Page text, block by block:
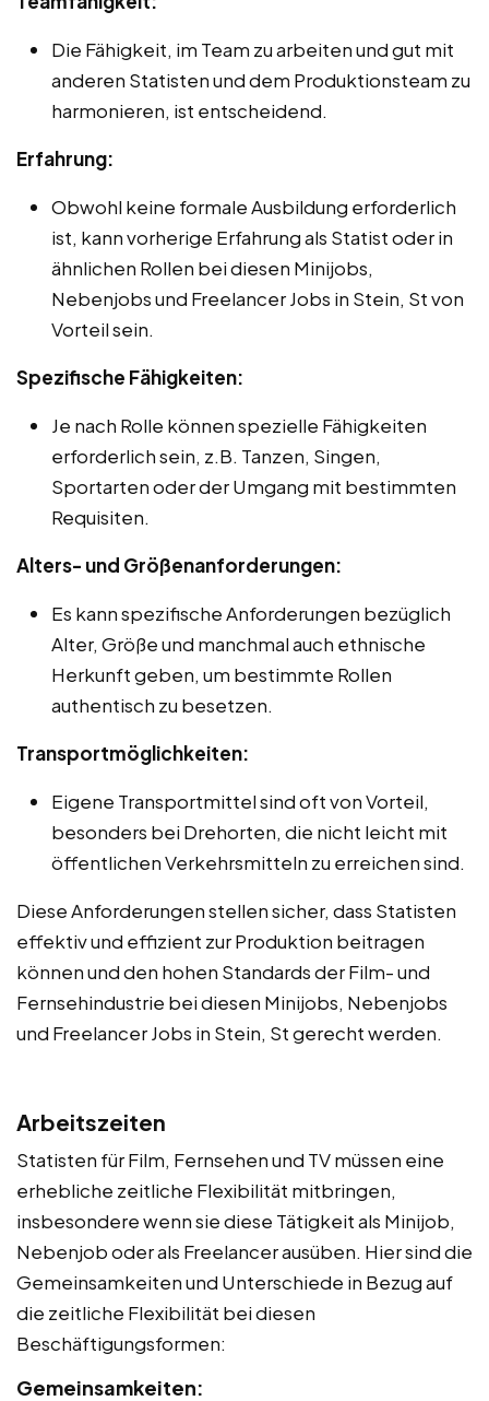
Die Fähigkeit, im Team zu arbeiten und gut mit
anderen Statisten und dem Produktionsteam zu
harmonieren, ist entscheidend.
Erfahrung:
Obwohl keine formale Ausbildung erforderlich
ist, kann vorherige Erfahrung als Statist oder in
ähnlichen Rollen bei diesen Minijobs,
Nebenjobs und Freelancer Jobs in Stein, St von
Vorteil sein.
Spezifische Fähigkeiten:
Je nach Rolle können spezielle Fähigkeiten
erforderlich sein, z.B. Tanzen, Singen,
Sportarten oder der Umgang mit bestimmten
Requisiten.
Alters- und Größenanforderungen:
Es kann spezifische Anforderungen bezüglich
Alter, Größe und manchmal auch ethnische
Herkunft geben, um bestimmte Rollen
authentisch zu besetzen.
Transportmöglichkeiten:
Eigene Transportmittel sind oft von Vorteil,
besonders bei Drehorten, die nicht leicht mit
öffentlichen Verkehrsmitteln zu erreichen sind.
Diese Anforderungen stellen sicher, dass Statisten
effektiv und effizient zur Produktion beitragen
können und den hohen Standards der Film- und
Fernsehindustrie bei diesen Minijobs, Nebenjobs
und Freelancer Jobs in Stein, St gerecht werden.
Arbeitszeiten
Statisten für Film, Fernsehen und TV müssen eine
erhebliche zeitliche Flexibilität mitbringen,
insbesondere wenn sie diese Tätigkeit als Minijob,
Nebenjob oder als Freelancer ausüben. Hier sind die
Gemeinsamkeiten und Unterschiede in Bezug auf
die zeitliche Flexibilität bei diesen
Beschäftigungsformen:
Gemeinsamkeiten: